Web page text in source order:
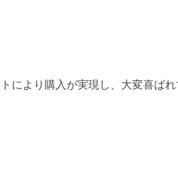
により購入が実現し、大変喜ば